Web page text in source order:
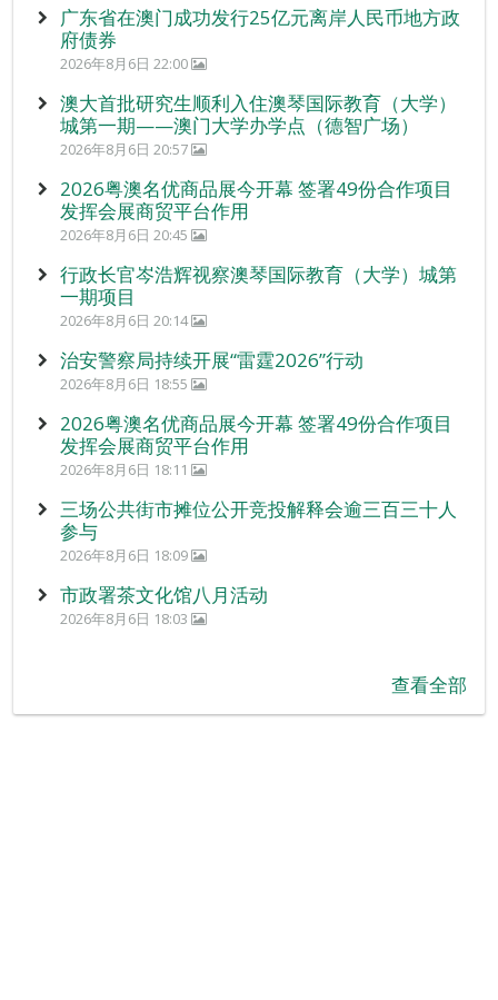
广东省在澳门成功发行25亿元离岸人民币地方政
府债券
2026年8月6日 22:00
澳大首批研究生顺利入住澳琴国际教育（大学）
城第一期——澳门大学办学点（德智广场）
2026年8月6日 20:57
2026粤澳名优商品展今开幕 签署49份合作项目
发挥会展商贸平台作用
2026年8月6日 20:45
行政长官岑浩辉视察澳琴国际教育（大学）城第
一期项目
2026年8月6日 20:14
治安警察局持续开展“雷霆2026”行动
2026年8月6日 18:55
2026粤澳名优商品展今开幕 签署49份合作项目
发挥会展商贸平台作用
2026年8月6日 18:11
三场公共街市摊位公开竞投解释会逾三百三十人
参与
2026年8月6日 18:09
市政署茶文化馆八月活动
2026年8月6日 18:03
查看全部